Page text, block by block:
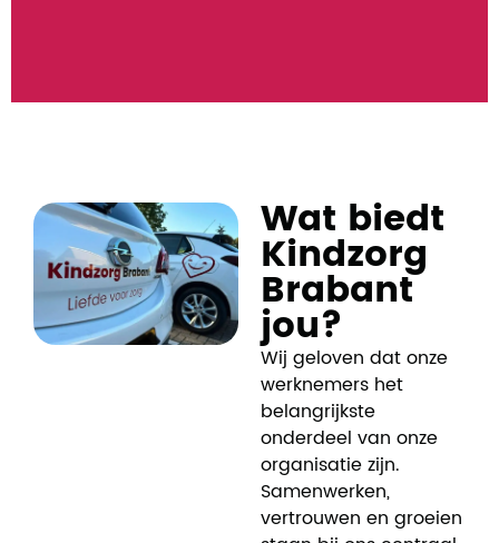
Wat biedt
Kindzorg
Brabant
jou?
Wij geloven dat onze
werknemers het
belangrijkste
onderdeel van onze
organisatie zijn.
Samenwerken,
vertrouwen en groeien